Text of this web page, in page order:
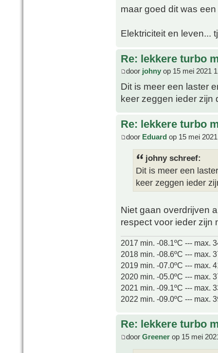
maar goed dit was
Elektriciteit en leven...
Re: lekkere turbo
door johny op 15 mei 2021
Dit is meer een laster
keer zeggen ieder
Re: lekkere turbo
door Eduard op 15 mei
johny schreef:
Dit is meer een
keer zeggen ieder
Niet gaan overdrijven
respect voor ieder
2017 min. -08.1ºC --- max.
2018 min. -08.6ºC --- max.
2019 min. -07.0ºC --- max.
2020 min. -05.0ºC --- max.
2021 min. -09.1ºC --- max.
2022 min. -09.0ºC --- max.
Re: lekkere turbo
door Greener op 15 mei